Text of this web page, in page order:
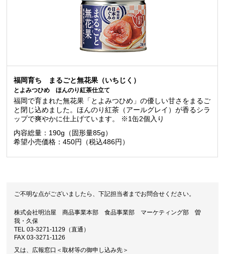
福岡育ち まるごと無花果（いちじく）
とよみつひめ ほんのり紅茶仕立て
福岡で育まれた無花果「とよみつひめ」の優しい甘さをまるご
と閉じ込めました。ほんのり紅茶（アールグレイ）が香るシラ
ップで爽やかに仕上げています。 ※1缶2個入り
内容総量：190g（固形量85g）
希望小売価格：450円（税込486円）
ご不明な点がございましたら、下記担当者までお問合せください。
株式会社明治屋 商品事業本部 食品事業部 マーケティング部 曽
我・久保
TEL 03-3271-1129（直通）
FAX 03-3271-1126
又は、広報窓口＜取材等の御申し込み先＞